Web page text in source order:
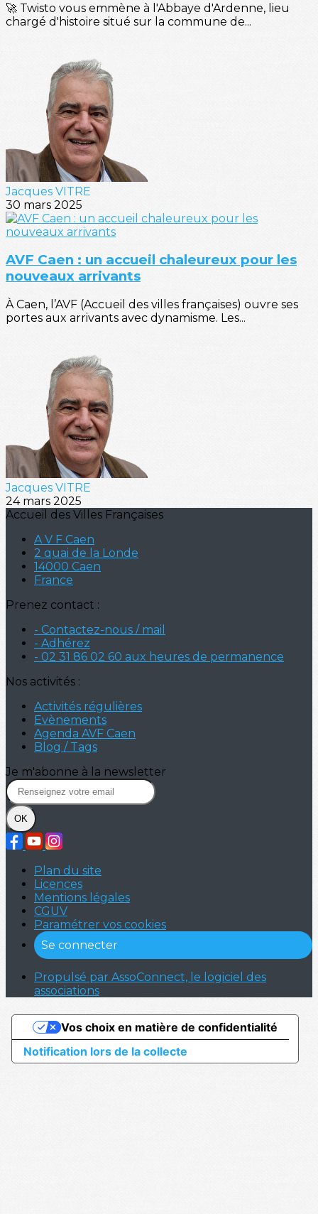
🚀 Twisto vous emmène à l'Abbaye d'Ardenne, lieu
chargé d'histoire situé sur la commune de...
Jacques VITRE
30 mars 2025
AVF Caen : un accueil chaleureux pour les
nouveaux arrivants
À Caen, l’AVF (Accueil des villes françaises) ouvre ses
portes aux arrivants avec dynamisme. Les...
Jacques VITRE
24 mars 2025
Accueil des Villes Françaises
A V F Caen
2 quai de la Londe
14000 Caen
France
Prenez contact :
- Contactez-nous / mail
- Adhérez
- 02 31 86 02 60 aux heures de permanence
Nos activités :
Activités régulières
Evènements
Agenda AVF Caen
Blog / Tags
Je m'abonne à la newsletter
OK
Plan du site
Licences
Mentions légales
CGUV
Paramétrer vos cookies
Se connecter
Propulsé par AssoConnect, le logiciel des
associations
Notification lors de la collecte
Vos choix en matière de confidentialité